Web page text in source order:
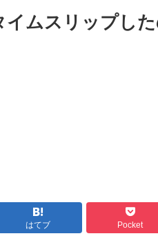
ムスリップし
はてブ Pocket